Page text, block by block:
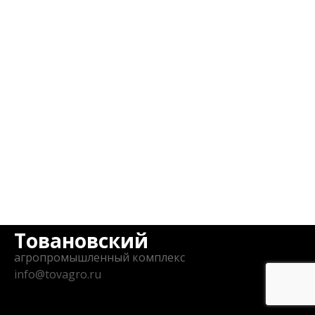
Товановский
агропромышленный комплекс
info@tovagro.ru